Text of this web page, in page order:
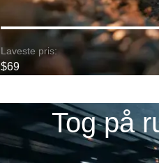
Laveste pris:
$69
Tog på